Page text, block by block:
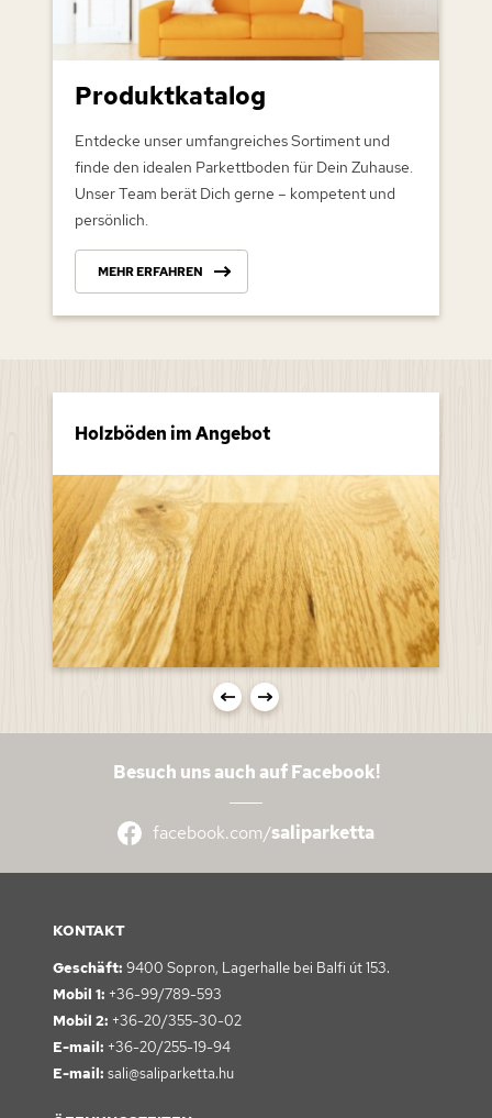
Produktkatalog
Entdecke unser umfangreiches Sortiment und
finde den idealen Parkettboden für Dein Zuhause.
Unser Team berät Dich gerne – kompetent und
persönlich.
MEHR ERFAHREN
Holzböden im Angebot
Besuch uns auch auf Facebook!
facebook.com/saliparketta
KONTAKT
Geschäft: 9400 Sopron, Lagerhalle bei Balfi út 153.
Mobil 1: +36-99/789-593
Mobil 2: +36-20/355-30-02
E-mail: +36-20/255-19-94
E-mail: sali@saliparketta.hu